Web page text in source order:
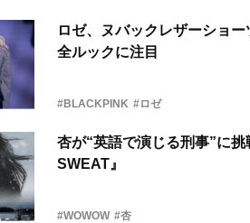
ロゼ、ヌバックレザーショ
全ルックに注目
#BLACKPINK #ロゼ
杏が“英語で演じる刑事”に
SWEAT』
#WOWOW #杏